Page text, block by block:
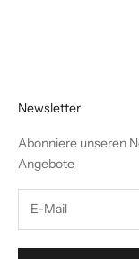
Newsletter
Abonniere unseren
Angebote